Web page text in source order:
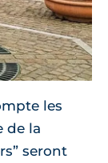
les
de la
seront